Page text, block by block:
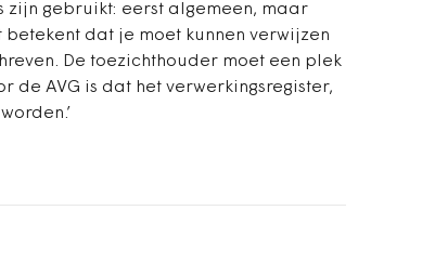
zijn gebruikt: eerst algemeen, maar
dat je moet kunnen verwijzen
De toezichthouder moet een plek
de AVG is dat het verwerkingsregister,